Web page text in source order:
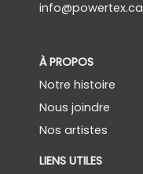
info@powertex.ca
À PROPOS
Notre histoire
Nous joindre
Nos artistes
LIENS UTILES